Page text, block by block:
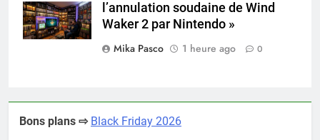
collectionneur
l’annulation soudaine de Wind
Waker 2 par Nintendo »
Mika Pasco
1 heure ago 0
Bons plans ⇨ Black Friday 2026